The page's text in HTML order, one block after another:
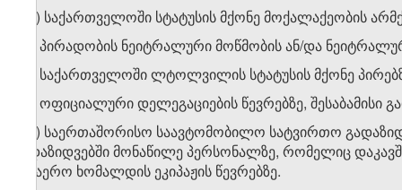
ზ.დ) საქართველოში სტატუსის მქონე მოქალაქეობის
ზ.ე) პირადობის ნეიტრალური მოწმობის ან/და
ზ.ვ) საქართველოში ლტოლვილის სტატუსის მქონე
ზ.ზ) ოფიციალური დელეგაციების წევრებზე, შესაბამისი
ზ.თ) საერთაშორისო საავტომობილო სატვირთო
გადაზიდვებში მონაწილე პერსონალზე, რომელიც
საჰაერო ხომალდის ეკიპაჟის წევრებზე.